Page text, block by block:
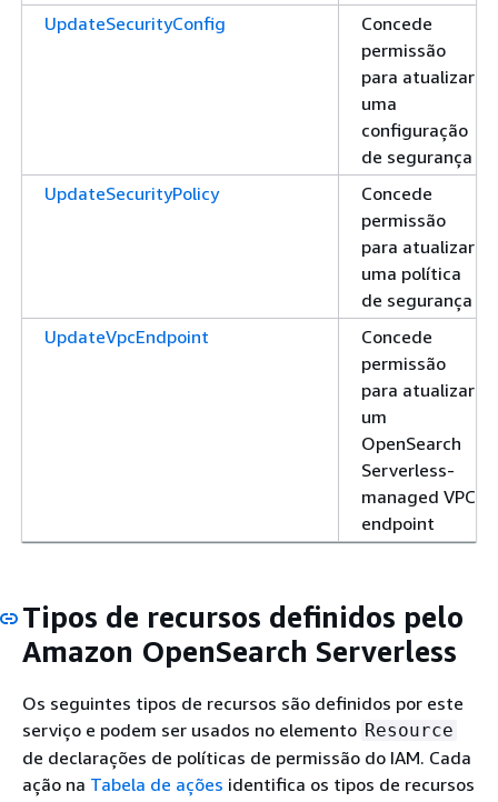
UpdateSecurityConfig
Concede
permissão
para atualizar
uma
configuração
de segurança
UpdateSecurityPolicy
Concede
permissão
para atualizar
uma política
de segurança
UpdateVpcEndpoint
Concede
permissão
para atualizar
um
OpenSearch
Serverless-
managed VPC
endpoint
Tipos de recursos definidos pelo
Amazon OpenSearch Serverless
Os seguintes tipos de recursos são definidos por este
serviço e podem ser usados no elemento Resource
de declarações de políticas de permissão do IAM. Cada
ação na Tabela de ações identifica os tipos de recursos